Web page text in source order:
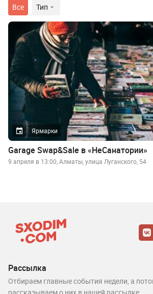
Все Тип
Ярмарки
Garage Swap&Sale в «НеСанатории»
9 апреля в 13:00, Алматы, улица Луганского, 54
Рассылка
Отбираем главные события недели, а